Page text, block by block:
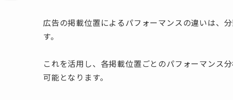
広告の掲載位置によるパフォーマンスの違いは、
す。
これを活用し、各掲載位置ごとのパフォーマンス
可能となります。